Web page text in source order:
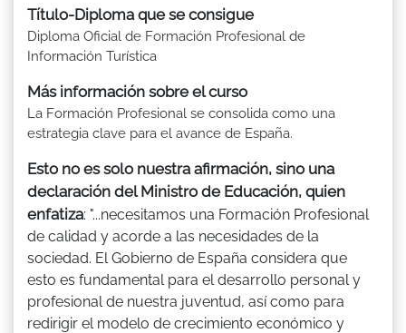
Título-Diploma que se consigue
Diploma Oficial de Formación Profesional de
Información Turística
Más información sobre el curso
La Formación Profesional se consolida como una
estrategia clave para el avance de España.
Esto no es solo nuestra afirmación, sino una
declaración del Ministro de Educación, quien
enfatiza: "...necesitamos una Formación Profesional
de calidad y acorde a las necesidades de la
sociedad. El Gobierno de España considera que
esto es fundamental para el desarrollo personal y
profesional de nuestra juventud, así como para
redirigir el modelo de crecimiento económico y